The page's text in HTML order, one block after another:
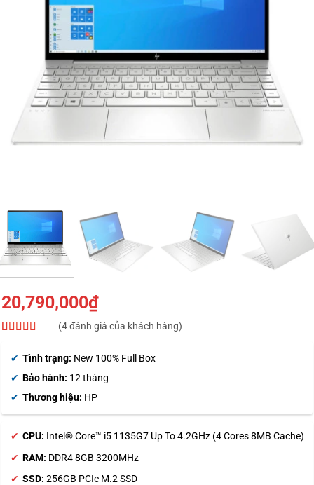
20,790,000₫
trên đánh
(4đánh giá của khách hàng)
Tình trạng: New 100% Full Box
Bảo hành: 12 tháng
Thương hiệu: HP
CPU: Intel® Core™ i5 1135G7 Up To 4.2GHz (4 Cores 8MB Cache)
RAM: DDR4 8GB 3200MHz
SSD: 256GB PCIe M.2 SSD